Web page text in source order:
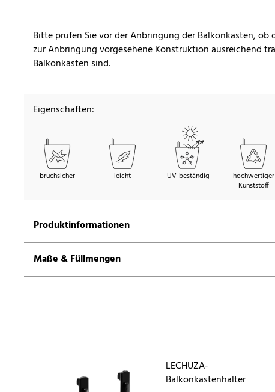
Bitte prüfen Sie vor der Anbringung der Balkonkästen, ob
zur Anbringung vorgesehene Konstruktion ausreichend
Balkonkästen sind.
Eigenschaften:
bruchsicher leicht UV-beständig
hochwertiger
Kunststoff
Produktinformationen
Maße & Füllmengen
LECHUZA-
Balkonkastenhalter